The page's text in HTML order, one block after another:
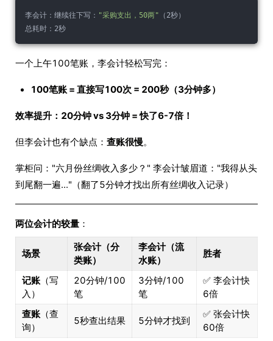
李会计：继续往下写： "采购支出，50两" （2秒）
总耗时：2秒
一个上午100笔账，李会计轻松写完：
100笔账 = 直接写100次 = 200秒（3分钟多）
效率提升：20分钟 vs 3分钟 = 快了6-7倍！
但李会计也有个缺点： 查账很慢。
掌柜问："六月份丝绸收入多少？" 李会计皱眉道："我得从头
到尾翻一遍..."（翻了5分钟才找出所有丝绸收入记录）
两位会计的较量 ：
场景
张会计（分
类账）
李会计（流
水账）
胜者
记账 （写
入）
20分钟/100
笔
3分钟/100
笔
✅ 李会计快
6倍
查账 （查
询）
5秒查出结果 5分钟才找到
✅ 张会计快
60倍